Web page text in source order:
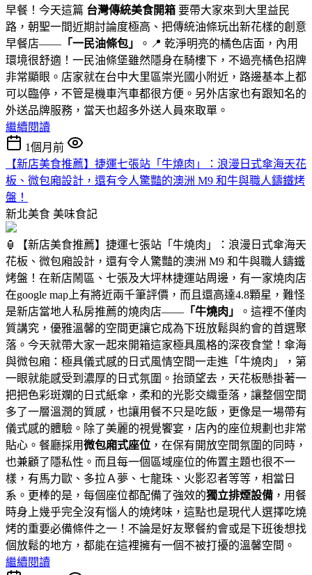
早餐！今天這篇 台灣傳統美食開箱 要帶大家來到大里益民
路，朝聖一間近期討論度極高、把傳統油條玩出新花樣的創意
早餐店—— 「一民油條包」
。📍 乾淨明亮的橘色店面，內用
環境很舒適！一民油條堡雖然隱身在騎樓下，不過亮橘色招牌
非常顯眼。店家就在台中大里區崇光國小附近，路邊基本上都
可以臨停，不管是機車汽車都很方便。另外店家也有跟知名的
外送品牌服務，當天也超多外送人員來取單。
繼續閱讀
1個月前
【新店美食推薦】捷運七張站「牛燒肉」：浪漫日式傘海天花
板、微包廂設計，還有令人驚豔的澳洲 M9 和牛與職人鑄鐵烤
盤！
新北美食 美味食記
🏮【新店美食推薦】捷運七張站「牛燒肉」：浪漫日式傘海天
花板、微包廂設計，還有令人驚豔的澳洲 M9 和牛與職人鑄鐵
烤盤！在新店鬧區、七張及大坪林捷運站周邊，有一家燒肉店
在google map上有將近兩千筆評價，而且還高達4.8顆星，難怪
是新店當地人私房推薦的燒肉店—— 「牛燒肉」
。這裡不僅肉
質講究，優雅溫馨的空間更讓它成為下班放鬆與約會的首選聚
落。今天就帶大家一起來開箱這家極具風格的深夜食堂！傘海
與微包廂：極具儀式感的日式風情空間一走進「牛燒肉」，第
一眼就能感受到濃厚的日式氛圍。抬頭望去，天花板懸掛著一
把把色彩斑斕的日式紙傘，柔和的光影交織垂落，讓整個空間
多了一層溫潤的質感，也讓用餐不只是吃飯，更像是一場帶有
儀式感的體驗。除了美麗的視覺饗宴，店內的座位規劃也非常
貼心。餐廳採用微包廂式座位 ，在保有開放空間氛圍的同時，
也兼顧了隱私性。而且每一個區域座位的佈置主題也很不一
樣，有馬力歐、多拉Ａ夢、七龍珠、火影忍者等等，相當日
系。更棒的是，每個座位都配備了強效的獨立排煙設備 ，用餐
時身上幾乎完全沒有惱人的燒烤味，這點也是現代人選擇吃燒
烤的重要必備條件之一！不論是好友聚餐約會或是下班後想找
個放鬆的地方，都能在這裡擁有一個不被打擾的溫馨空間。
繼續閱讀